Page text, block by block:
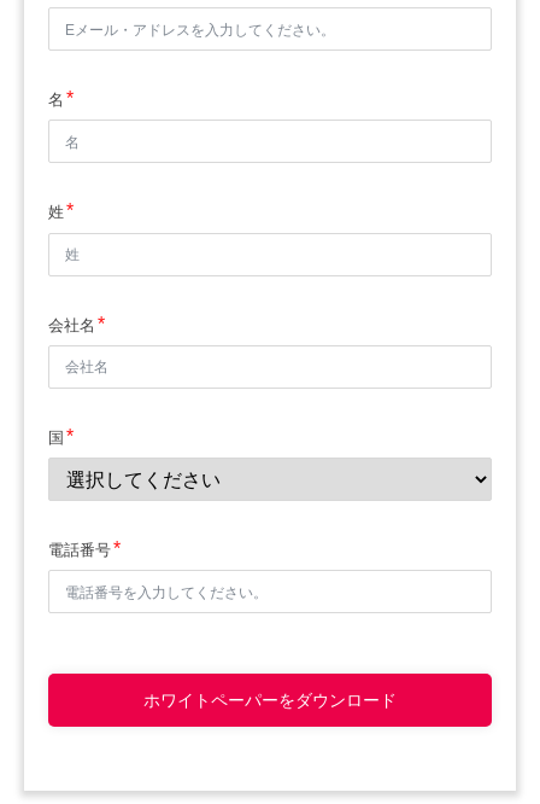
名
姓
会社名
国
電話番号
ホワイトペーパーをダウンロード